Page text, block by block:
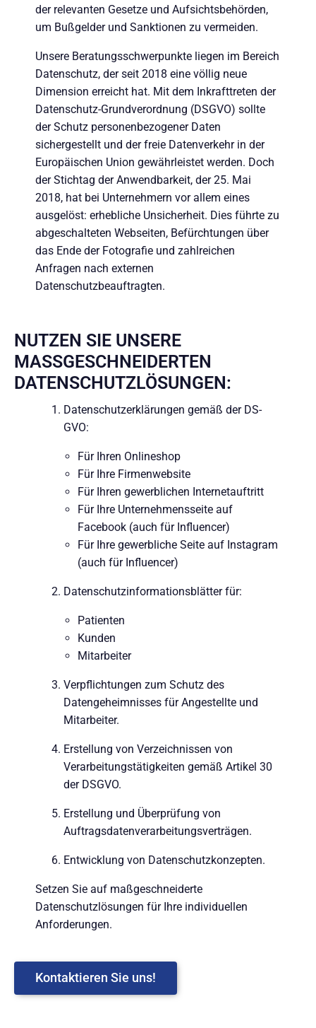
der relevanten Gesetze und Aufsichtsbehörden,
um Bußgelder und Sanktionen zu vermeiden.
Unsere Beratungsschwerpunkte liegen im Bereich
Datenschutz, der seit 2018 eine völlig neue
Dimension erreicht hat. Mit dem Inkrafttreten der
Datenschutz-Grundverordnung (DSGVO) sollte
der Schutz personenbezogener Daten
sichergestellt und der freie Datenverkehr in der
Europäischen Union gewährleistet werden. Doch
der Stichtag der Anwendbarkeit, der 25. Mai
2018, hat bei Unternehmern vor allem eines
ausgelöst: erhebliche Unsicherheit. Dies führte zu
abgeschalteten Webseiten, Befürchtungen über
das Ende der Fotografie und zahlreichen
Anfragen nach externen
Datenschutzbeauftragten.
NUTZEN SIE UNSERE
MASSGESCHNEIDERTEN D
ATENSCHUTZLÖSUNGEN:
Datenschutzerklärungen gemäß der DS-
GVO:
Für Ihren Onlineshop
Für Ihre Firmenwebsite
Für Ihren gewerblichen Internetauftritt
Für Ihre Unternehmensseite auf
Facebook (auch für Influencer)
Für Ihre gewerbliche Seite auf Instagram
(auch für Influencer)
Datenschutzinformationsblätter für:
Patienten
Kunden
Mitarbeiter
Verpflichtungen zum Schutz des
Datengeheimnisses für Angestellte und
Mitarbeiter.
Erstellung von Verzeichnissen von
Verarbeitungstätigkeiten gemäß Artikel 30
der DSGVO.
Erstellung und Überprüfung von
Auftragsdatenverarbeitungsverträgen.
Entwicklung von Datenschutzkonzepten.
Setzen Sie auf maßgeschneiderte
Datenschutzlösungen für Ihre individuellen
Anforderungen.
Kontaktieren Sie uns!